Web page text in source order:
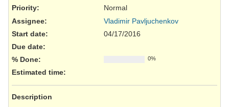
Priority:
Normal
Assignee:
Vladimir Pavljuchenkov
Start date:
04/17/2016
Due date:
% Done:
0%
Estimated time:
Description